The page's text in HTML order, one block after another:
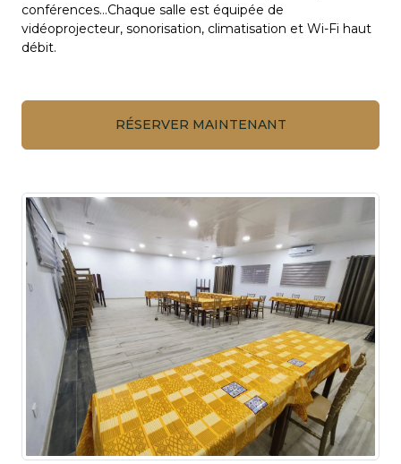
conférences…Chaque salle est équipée de
vidéoprojecteur, sonorisation, climatisation et Wi-Fi haut
débit.
RÉSERVER MAINTENANT